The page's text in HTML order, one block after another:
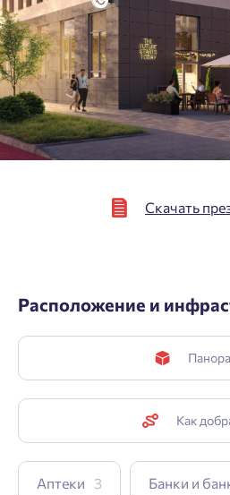
Скачать
Расположение и
Как
Аптеки 3 Банки и
персональных данных.